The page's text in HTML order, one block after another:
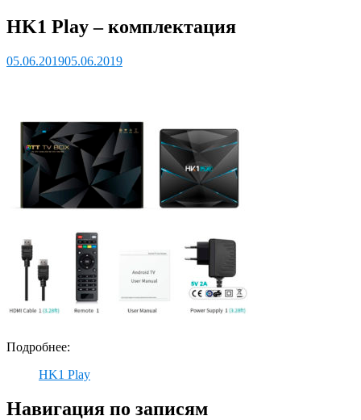
HK1 Play – комплектация
05.06.201905.06.2019
Подробнее:
HK1 Play
Навигация по записям